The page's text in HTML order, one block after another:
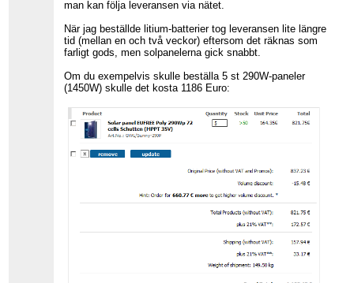
man kan följa leveransen via nätet.
När jag beställde litium-batterier tog leveransen lite längre
tid (mellan en och två veckor) eftersom det räknas som
farligt gods, men solpanelerna gick snabbt.
Om du exempelvis skulle beställa 5 st 290W-paneler
(1450W) skulle det kosta 1186 Euro: